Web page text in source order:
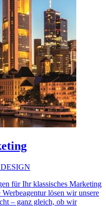
für Ihr klassisches Marketing
lösen wir unsere
– ganz gleich, ob wir